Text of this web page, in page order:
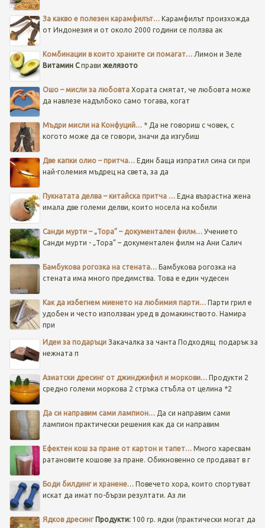
За какво е полезен карамфилът… Карамфилът произхожда
от Индонезия и от около 2000 години се ползва ак
Комбинации в които храните си помагат…Лимон и Зеле
Витамин Cправи желязото
Ошо – мисли за любовта Хората смятат, че любовта може
да навлезе надълбоко само тогава, когат
Мъдри мисли на Конфуций… * Да не говориш с човек, с
когото може да се говори, значи да изгубиш
Две капки олио – притча…Един баща изпратил сина си при
най-големия мъдрец на света, за да
Пукнатата делва – китайска притча … Една възрастна жена
имала две големи делви, които носела на кобили
Санди мурти – „Тора” – документален филм…Учението
Санди мурти - „Тора” – документален филм на Ани Салич
Бамбукова рогозка на стената… Бамбукова рогозка на
стената има много предимства. Това е един чудесен
Как да избегнем миенето на любимия парти…Парти грил е
удобен и често използван уред в домакинството. Намира
при
Идеи за подаръциЗакачалка за чанта Подходящ подарък за
нежната п
Азиатски дресинг от джинджифил и моркови… Продукти 2
средно големи моркова 2 стръка стъбла от целина *2
Да си направим сами лампион…Да си направим сами
лампион практически решения как да си направим
Ефектен кош за пране от картон и тапет… Много харесвам
ратановите кошове за пране. Обикновенно се продават в г
Боди билдинг и хранене… Повечето хора, които спортуват
искат да имат по-бързи резултати. Аз ли
Ядков дресинг Продукти:100 гр. ядки (практически могат да